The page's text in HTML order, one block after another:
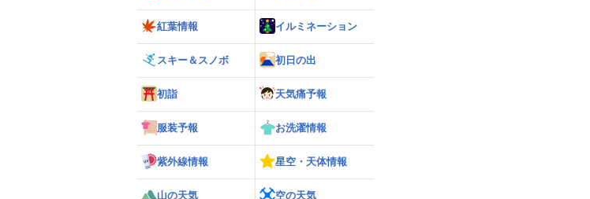
紅葉情報 イルミネーション
スキー＆スノボ 初日の出
初詣 天気痛予報
服装予報 お洗濯情報
紫外線情報 星空・天体情報
山の天気 空の天気